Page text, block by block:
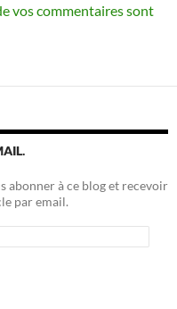
vos commentaires sont
abonner à ce blog et recevoir
par email.